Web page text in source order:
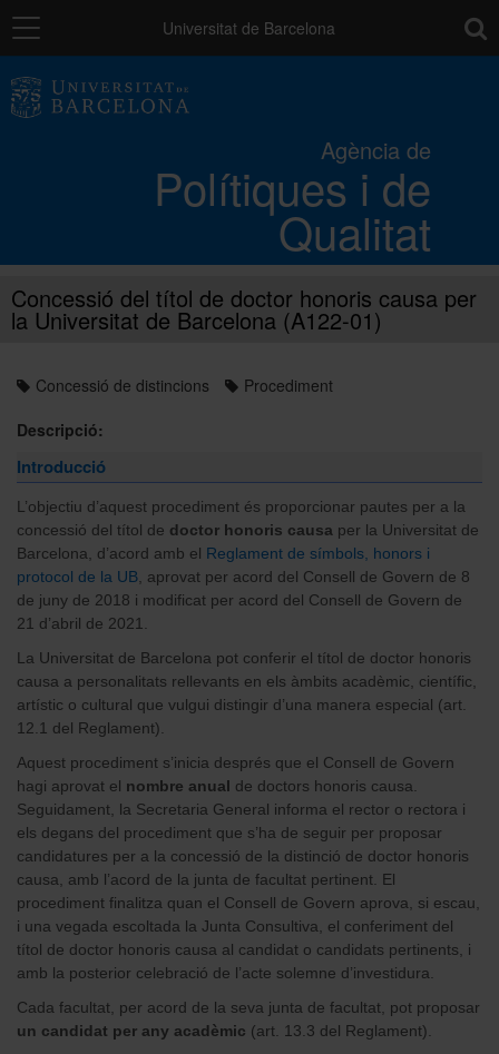
Navegació Universitat de Barcelona
Agència de
Polítiques i de
Qualitat
Els processos de qualitat UB
Activitats i projectes
Catàleg de serveis
L'Agència
Concessió del títol de doctor honoris causa per
la Universitat de Barcelona (A122-01)
Concessió de distincions
Procediment
Descripció:
Introducció
L’objectiu d’aquest procediment és proporcionar pautes per a la
concessió del títol de doctor honoris causa per la Universitat de
Barcelona, d’acord amb el Reglament de símbols, honors i
protocol de la UB , aprovat per acord del Consell de Govern de 8
de juny de 2018 i modificat per acord del Consell de Govern de
21 d’abril de 2021.
La Universitat de Barcelona pot conferir el títol de doctor honoris
causa a personalitats rellevants en els àmbits acadèmic, científic,
artístic o cultural que vulgui distingir d’una manera especial (art.
12.1 del Reglament).
Aquest procediment s’inicia després que el Consell de Govern
hagi aprovat el nombre anual de doctors honoris causa.
Seguidament, la Secretaria General informa el rector o rectora i
els degans del procediment que s’ha de seguir per proposar
candidatures per a la concessió de la distinció de doctor honoris
causa, amb l’acord de la junta de facultat pertinent. El
procediment finalitza quan el Consell de Govern aprova, si escau,
i una vegada escoltada la Junta Consultiva, el conferiment del
títol de doctor honoris causa al candidat o candidats pertinents, i
amb la posterior celebració de l’acte solemne d’investidura.
Cada facultat, per acord de la seva junta de facultat, pot proposar
un candidat per any acadèmic (art. 13.3 del Reglament).